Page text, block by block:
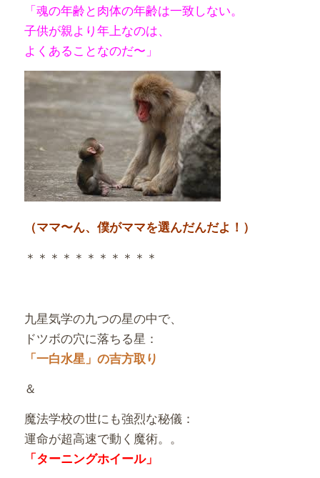
「魂の年齢と肉体の年齢は一致しない。
子供が親より年上なのは、
よくあることなのだ〜」
（ママ〜ん、僕がママを選んだんだよ！）
＊＊＊＊＊＊＊＊＊＊＊
九星気学の九つの星の中で、
ドツボの穴に落ちる星：
「一白水星」の吉方取り
＆
魔法学校の世にも強烈な秘儀：
運命が超高速で動く魔術。。
「ターニングホイール」